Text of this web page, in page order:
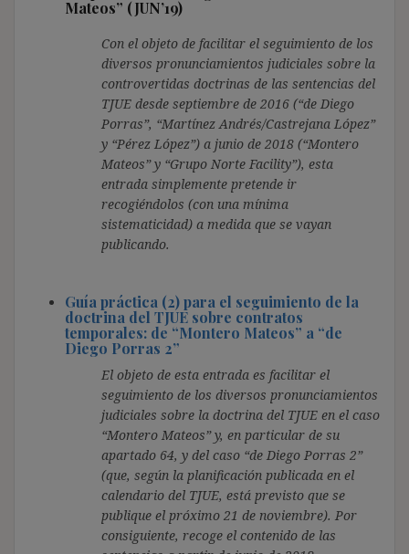
Mateos” (JUN’19)
Con el objeto de facilitar el seguimiento de los
diversos pronunciamientos judiciales sobre la
controvertidas doctrinas de las sentencias del
TJUE desde septiembre de 2016 (“de Diego
Porras”, “Martínez Andrés/Castrejana López”
y “Pérez López”) a junio de 2018 (“Montero
Mateos” y “Grupo Norte Facility”), esta
entrada simplemente pretende ir
recogiéndolos (con una mínima
sistematicidad) a medida que se vayan
publicando.
Guía práctica (2) para el seguimiento de la
doctrina del TJUE sobre contratos
temporales: de “Montero Mateos” a “de
Diego Porras 2”
El objeto de esta entrada es facilitar el
seguimiento de los diversos pronunciamientos
judiciales sobre la doctrina del TJUE en el caso
“Montero Mateos” y, en particular de su
apartado 64, y del caso “de Diego Porras 2”
(que, según la planificación publicada en el
calendario del TJUE, está previsto que se
publique el próximo 21 de noviembre). Por
consiguiente, recoge el contenido de las